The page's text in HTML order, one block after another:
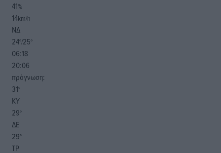
41%
14km/h
ΝΔ
24°/25°
06:18
20:06
πρόγνωση:
31°
ΚΥ
29°
ΔΕ
29°
ΤΡ